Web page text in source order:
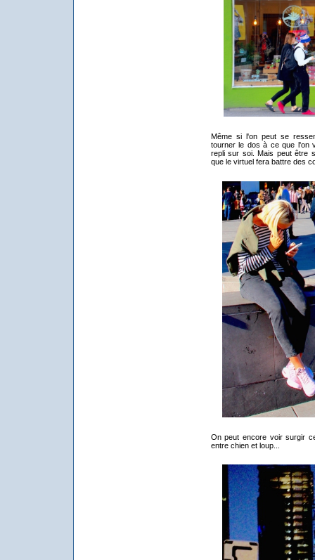
Même si l'on peut se
tourner le dos à ce que l'on
repli sur soi. Mais peut être
que le virtuel fera battre des
On peut encore voir surgir
entre chien et loup...